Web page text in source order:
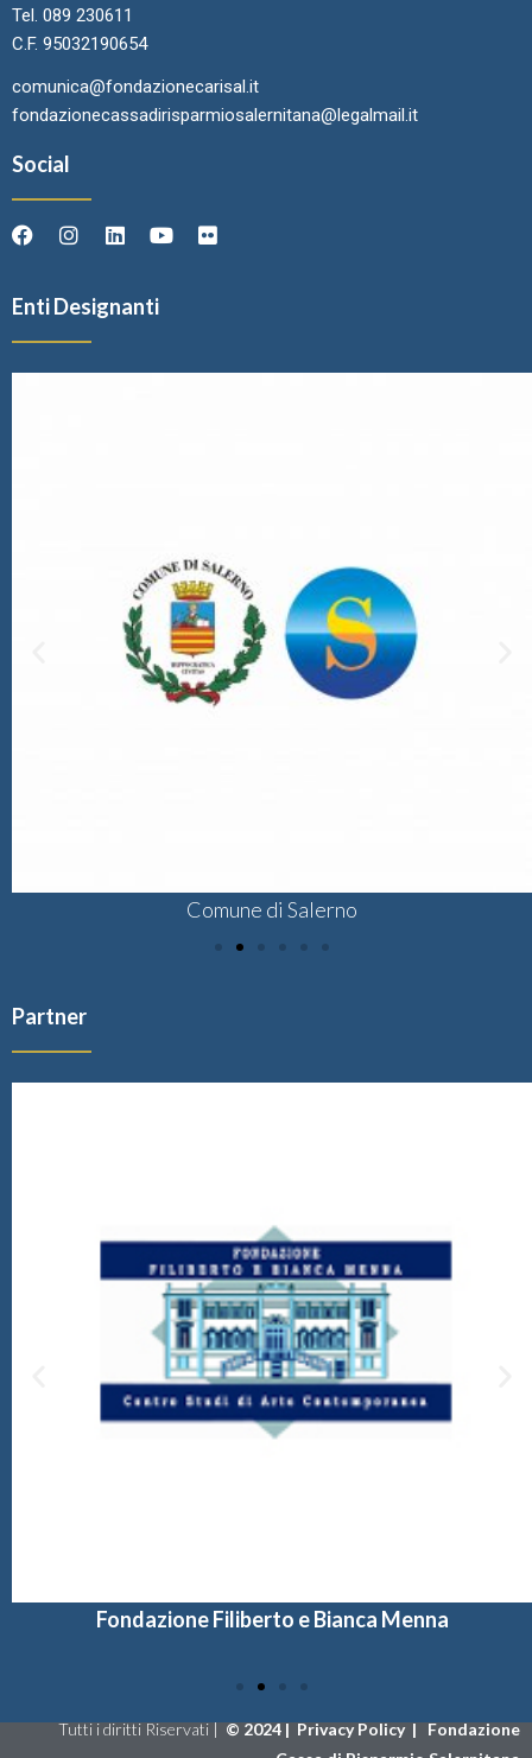
Tel. 089 230611
C.F. 95032190654
comunica@fondazionecarisal.it
fondazionecassadirisparmiosalernitana@legalmail.it
Social
Enti Designanti
Comune di Salerno
Partner
Fondazione Filiberto e Bianca Menna
Tutti i diritti Riservati |©2024 |Privacy Policy|Fondazione